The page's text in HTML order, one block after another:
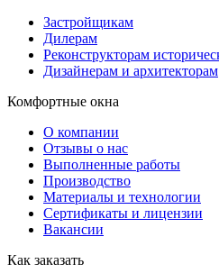
Застройщикам
Дилерам
Реконструкторам
Дизайнерам и архитекторам
Комфортные окна
О компании
Отзывы о нас
Выполненные работы
Производство
Материалы и технологии
Сертификаты и лицензии
Вакансии
Как заказать